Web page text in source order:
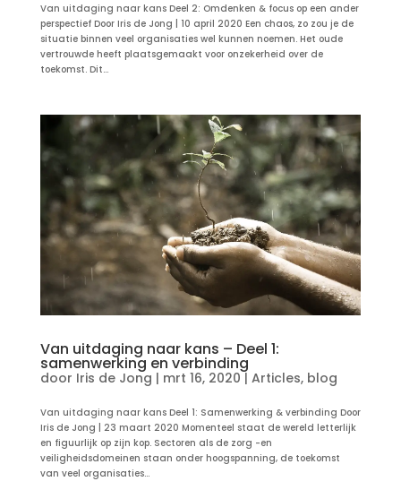
Van uitdaging naar kans Deel 2: Omdenken & focus op een ander
perspectief Door Iris de Jong | 10 april 2020 Een chaos, zo zou je de
situatie binnen veel organisaties wel kunnen noemen. Het oude
vertrouwde heeft plaatsgemaakt voor onzekerheid over de
toekomst. Dit...
Van uitdaging naar kans – Deel 1:
samenwerking en verbinding
door Iris de Jong | mrt 16, 2020| Articles, blog
Van uitdaging naar kans Deel 1: Samenwerking & verbinding Door
Iris de Jong | 23 maart 2020 Momenteel staat de wereld letterlijk
en figuurlijk op zijn kop. Sectoren als de zorg -en
veiligheidsdomeinen staan onder hoogspanning, de toekomst
van veel organisaties...